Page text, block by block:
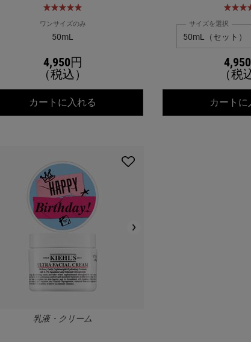
ライジング トナー UFT
ワンサイズのみ
50mL
4,950円
（税込）
カートに入れる キールズ クリーム UFC（THANK
サイズを選択
（税
カートに
乳液・クリーム